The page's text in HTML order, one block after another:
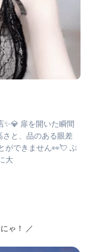
✨💎 扉を開いた瞬間
と、品のある眼差
ができません👀💘 ぷ
大
ゃ！ ／